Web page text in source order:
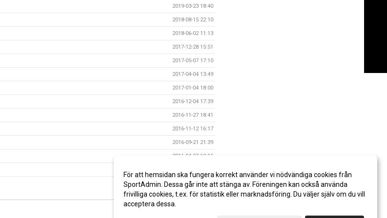
2019-03-23 18:40
2018-08-15 22:10
2018-06-02 11:13
2017-12-28 15:51
2017-05-07 17:10
2017-04-04 13:49
2017-01-04 18:00
2016-12-04 17:39
2016-11-27 18:41
2016-11-12 16:17
2016-09-21 21:39
2016-04-07 10:15
2016-04-04 18:16
För att hemsidan ska fungera korrekt använder vi nödvändiga cookies från
SportAdmin. Dessa går inte att stänga av. Föreningen kan också använda
frivilliga cookies, t.ex. för statistik eller marknadsföring. Du väljer själv om du vill
acceptera dessa.